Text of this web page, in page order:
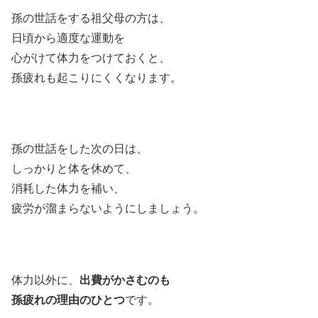
孫の世話をする祖父母の方は、
日頃から適度な運動を
心がけて体力をつけておくと、
孫疲れも起こりにくくなります。
孫の世話をした次の日は、
しっかりと体を休めて、
消耗した体力を補い、
疲労が溜まらないようにしましょう。
体力以外に、 出費がかさむのも
孫疲れの理由のひとつです。